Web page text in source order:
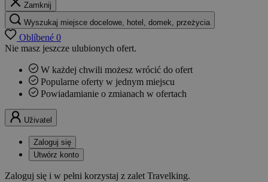
Zamknij
Wyszukaj miejsce docelowe, hotel, domek, przeżycia
Oblíbené 0
Nie masz jeszcze ulubionych ofert.
W każdej chwili możesz wrócić do ofert
Popularne oferty w jednym miejscu
Powiadamianie o zmianach w ofertach
Uživatel
Zaloguj się
Utwórz konto
Zaloguj się i w pełni korzystaj z zalet Travelking.